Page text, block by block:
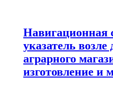
Навигационная
указатель возле
аграрного
изготовление и